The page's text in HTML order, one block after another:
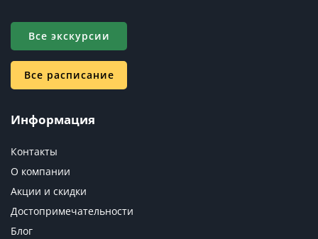
Все экскурсии
Все расписание
Информация
Контакты
О компании
Акции и скидки
Достопримечательности
Блог